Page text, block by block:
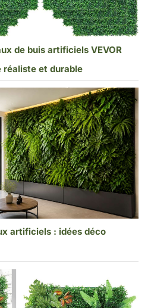
de buis artificiels VEVOR
réaliste et durable
artificiels : idées déco